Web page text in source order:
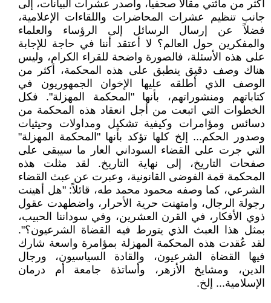
أكثر من مائتي مقالاً صحفياً، وأصدر عشرات البيانات، إلى
جانب تنظيم عشرات المحاضرات واللقاءات الإعلامية،
فضلاً عن إرسال الرسائل إلى الرؤساء والعلماء
والمفكرين حول العالم؟ لا أعتقد أننا في حاجة للإجابة
على هذه الأسئلة، فالصورة واضحة للقراء الكرام، وليس
هناك وصف دقيق ينطبق على هذه المحكمة، أكثر من
الوصف الذي أطلقه عليها الإخوان الجمهوريون في
كتاباتهم ومنشوراتهم، بأنها "المحكمة المهزلة". فكل
الخطوات التي اتبعت من أجل انعقاد هذه المحكمة من
دسائس ومؤامرات وكيفية تشكيل ومداولات وحيثيات
وصدور الحكم... إلخ كلها تؤكد بأنها "المحكمة المهزلة"
التي جرت على القضاء السوداني العار ما سيبقى على
صفحات التاريخ، إلى نهاية التاريخ. لقد مثلت هذه
المحكمة قمة الفوضى القانونية، وعبرت عن عبث القضاء
الشرعي، كما وصفه محمود محمد طه، قائلاً: "هل أهينت
رجولة الرجال، وامتهنت حرية الأحرار، واضطهدت عقول
ذوي الأفكار، في القرن العشرين، وفي سوداننا الحبيب،
بمثل هذا العبث الذي يتورط فيه القضاة الشرعيون؟".
لقد عُقدت هذه المحكمة المهزلة بمؤامرة واسعة شارك
فيها القضاة الشرعيون، والقادة السياسيون، ورجال
الدين، ومشايخ الأزهر، وأساتذة جامعة أم درمان
الإسلامية... إلخ.